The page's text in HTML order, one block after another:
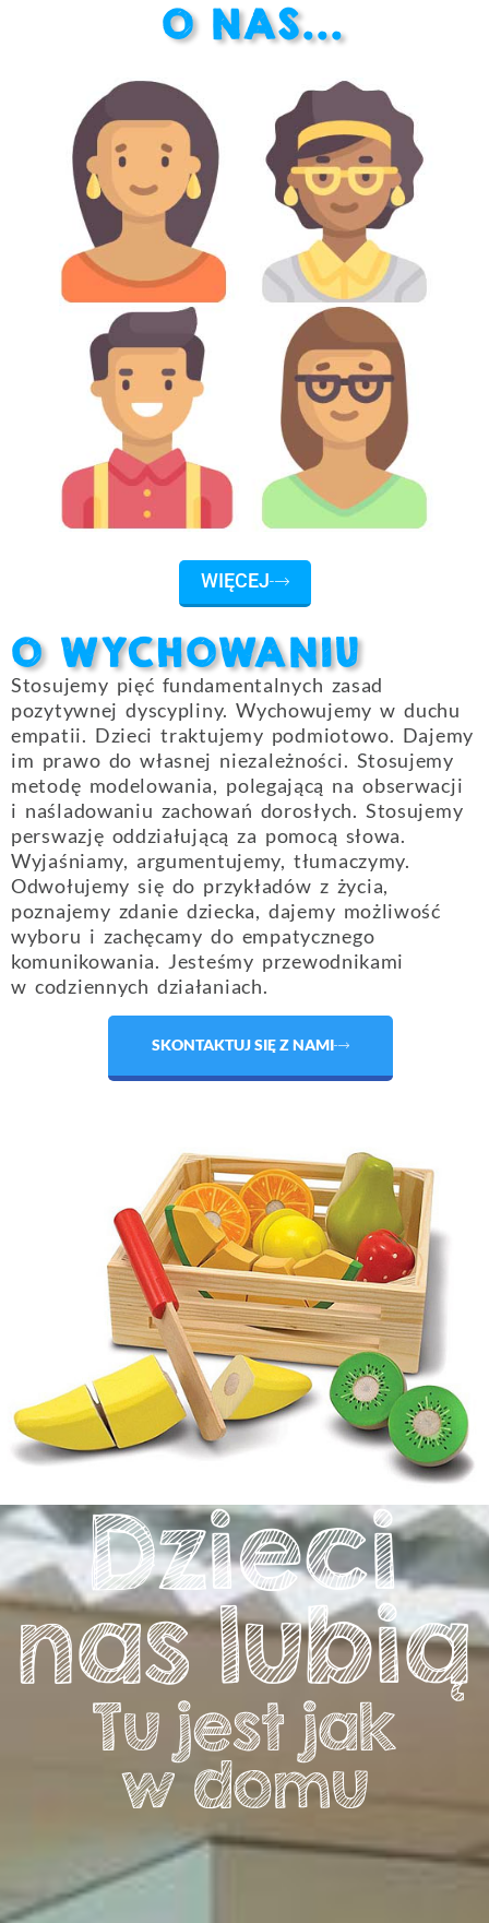
O NAS...
WIĘCEJ
O WYCHOWANIU
Stosujemy pięć fundamentalnych zasad
pozytywnej dyscypliny. Wychowujemy w duchu
empatii. Dzieci traktujemy podmiotowo. Dajemy
im prawo do własnej niezależności. Stosujemy
metodę modelowania, polegającą na obserwacji
i naśladowaniu zachowań dorosłych. Stosujemy
perswazję oddziałującą za pomocą słowa.
Wyjaśniamy, argumentujemy, tłumaczymy.
Odwołujemy się do przykładów z życia,
poznajemy zdanie dziecka, dajemy możliwość
wyboru i zachęcamy do empatycznego
komunikowania. Jesteśmy przewodnikami
w codziennych działaniach.
SKONTAKTUJ SIĘ Z NAMI
Dzieci
nas lubią
Tu jest jak
w domu